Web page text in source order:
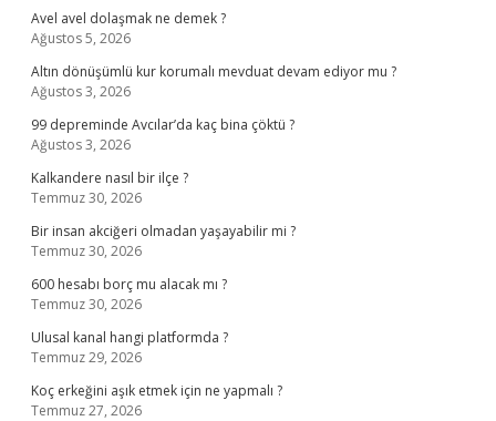
Avel avel dolaşmak ne demek ?
Ağustos 5, 2026
Altın dönüşümlü kur korumalı mevduat devam ediyor mu ?
Ağustos 3, 2026
99 depreminde Avcılar’da kaç bina çöktü ?
Ağustos 3, 2026
Kalkandere nasıl bir ilçe ?
Temmuz 30, 2026
Bir insan akciğeri olmadan yaşayabilir mi ?
Temmuz 30, 2026
600 hesabı borç mu alacak mı ?
Temmuz 30, 2026
Ulusal kanal hangi platformda ?
Temmuz 29, 2026
Koç erkeğini aşık etmek için ne yapmalı ?
Temmuz 27, 2026